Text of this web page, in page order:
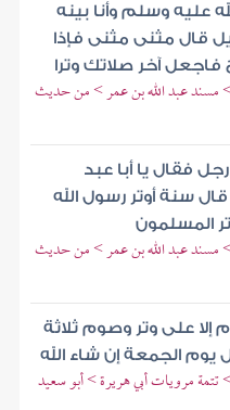
عليه وسلم وأنا بينه
قال مثنى مثنى فإذا
آخر صلاتك وترا
> مسند عبد الله بن عمر > من حديث
فقال يا أبا عبد
قال سنة أوتر رسول الله
المسلمون
> مسند عبد الله بن عمر > من حديث
إلا على وتر وصوم ثلاثة
الجمعة إن شاء الله
تتمة مرويات أبي هريرة > أبو سعيد